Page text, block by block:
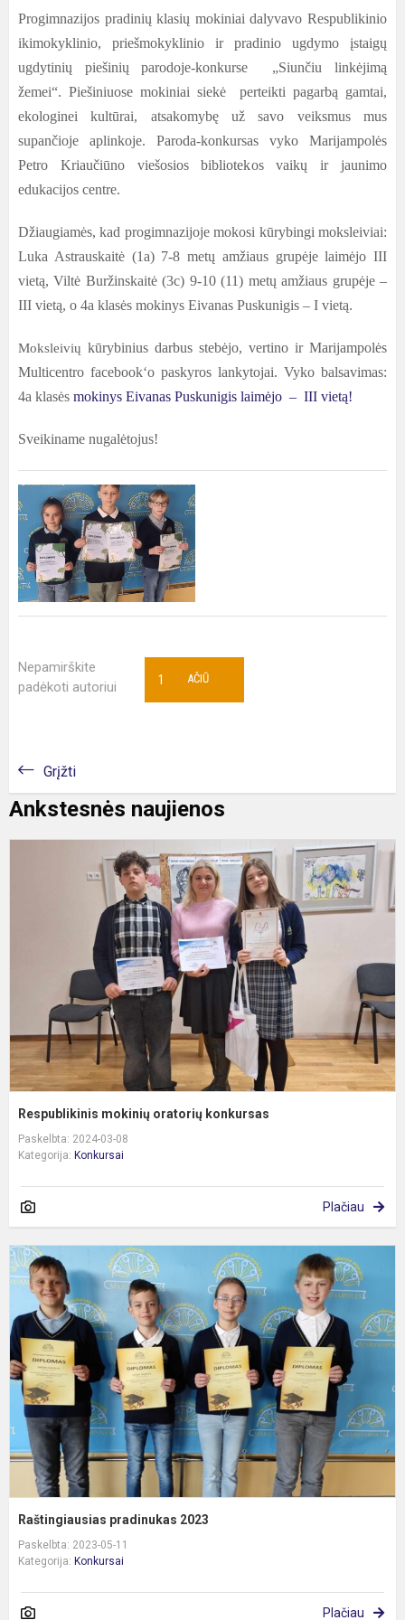
Progimnazijos pradinių klasių mokiniai dalyvavo Respublikinio
ikimokyklinio, priešmokyklinio ir pradinio ugdymo įstaigų
ugdytinių piešinių parodoje-konkurse „Siunčiu linkėjimą
žemei“. Piešiniuose mokiniai siekė
perteikti pagarbą gamtai,
ekologinei kultūrai, atsakomybę už savo veiksmus mus
supančioje aplinkoje. Paroda-konkursas vyko Marijampolės
Petro Kriaučiūno viešosios bibliotekos vaikų ir jaunimo
edukacijos centre.
Džiaugiamės, kad progimnazijoje mokosi kūrybingi moksleiviai:
Luka Astrauskaitė (1a) 7-8 metų amžiaus grupėje laimėjo III
vietą, Viltė Buržinskaitė (3c) 9-10 (11) metų amžiaus grupėje –
III vietą, o 4a klasės mokinys Eivanas Puskunigis – I vietą.
Moksleivių kūrybinius darbus stebėjo, vertino ir Marijampolės
Multicentro facebook‘o paskyros lankytojai. Vyko balsavimas:
4a klasės mokinys Eivanas Puskunigis laimėjo – III vietą!
Sveikiname nugalėtojus!
Nepamirškite
padėkoti autoriui
AČIŪ
1
Grįžti
Ankstesnės naujienos
Respublikinis mokinių oratorių konkursas
Paskelbta: 2024-03-08
Kategorija: Konkursai
Plačiau
Raštingiausias pradinukas 2023
Paskelbta: 2023-05-11
Kategorija: Konkursai
Plačiau